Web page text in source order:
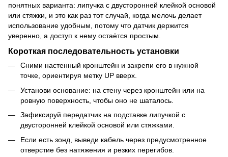
понятных варианта: липучка с двусторонней клейкой основой
или стяжки, и это как раз тот случай, когда мелочь делает
использование удобным, потому что датчик держится
уверенно, а доступ к нему остаётся простым.
Короткая последовательность установки
Сними настенный кронштейн и закрепи его в нужной
точке, ориентируя метку UP вверх.
Установи основание: на стену через кронштейн или на
ровную поверхность, чтобы оно не шаталось.
Зафиксируй передатчик на подставке липучкой с
двусторонней клейкой основой или стяжками.
Если есть зонд, выведи кабель через предусмотренное
отверстие без натяжения и резких перегибов.